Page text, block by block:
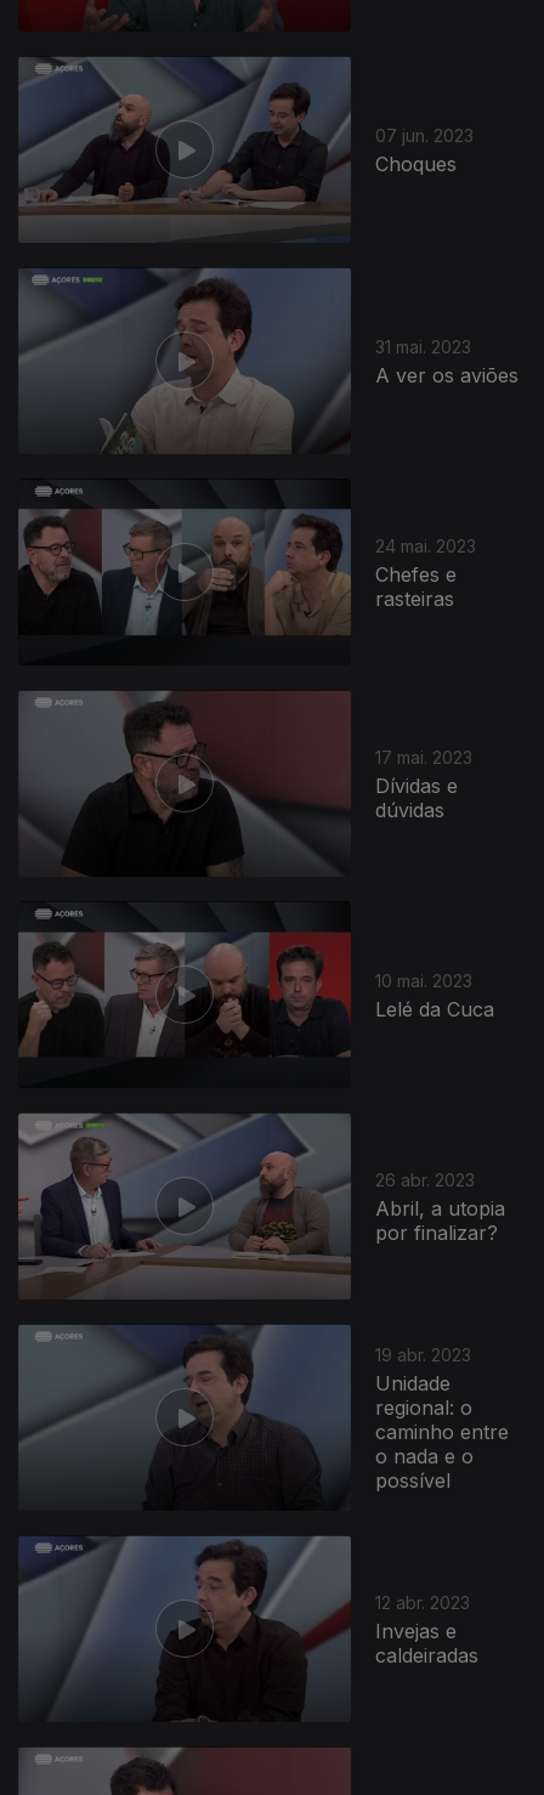
07 jun. 2023
Choques
31 mai. 2023
A ver os aviões
24 mai. 2023
Chefes e
rasteiras
17 mai. 2023
Dívidas e
dúvidas
10 mai. 2023
Lelé da Cuca
26 abr. 2023
Abril, a utopia
por finalizar?
687905
19 abr. 2023
Unidade
regional: o
caminho entre
o nada e o
possível
12 abr. 2023
Invejas e
caldeiradas